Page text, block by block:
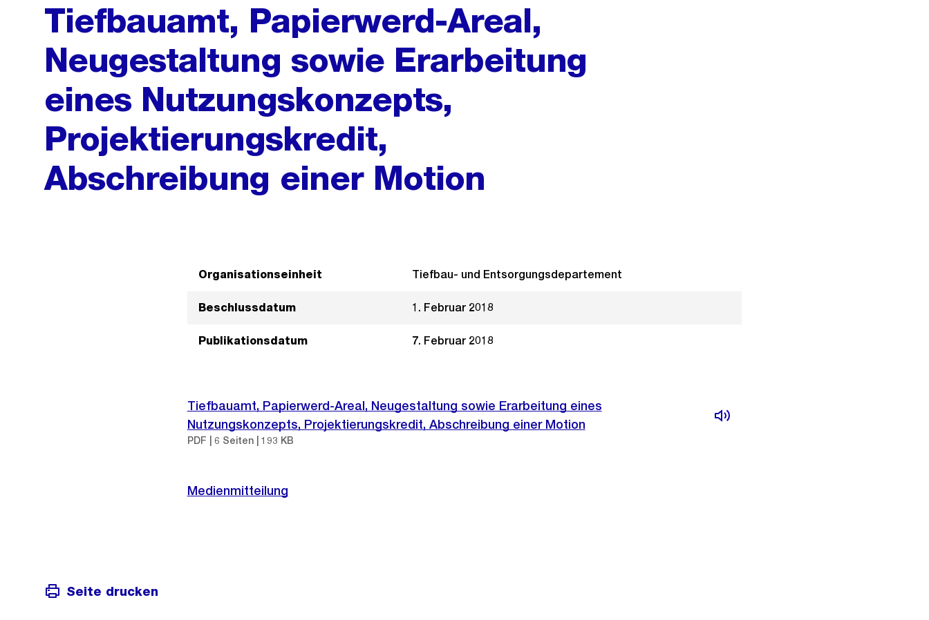
Tiefbauamt, Papierwerd-Areal,
Neugestaltung sowie Erarbeitung
eines Nutzungskonzepts,
Projektierungskredit,
Abschreibung einer Motion
Organisationseinheit Tiefbau- und Entsorgungsdepartement
Beschlussdatum 1. Februar 2018
Publikationsdatum 7. Februar 2018
Tiefbauamt, Papierwerd-Areal, Neugestaltung sowie Erarbeitung eines
Nutzungskonzepts, Projektierungskredit, Abschreibung einer Motion
PDF | 6 Seiten | 193 KB
Medienmitteilung
Seite drucken